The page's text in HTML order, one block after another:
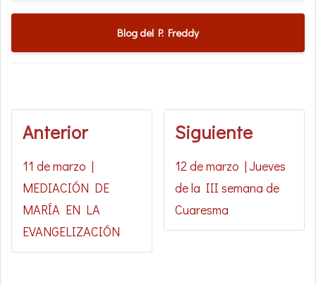
Blog del P. Freddy
Anterior
11 de marzo |
MEDIACIÓN DE
MARÍA EN LA
EVANGELIZACIÓN
Siguiente
12 de marzo | Jueves
de la III semana de
Cuaresma